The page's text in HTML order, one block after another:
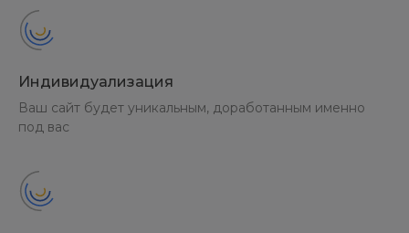
Индивидуализация
Ваш сайт будет уникальным, доработанным именно
под вас